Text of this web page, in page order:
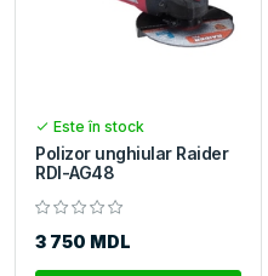
Este în stock
Polizor unghiular Raider
RDI-AG48
3 750 MDL